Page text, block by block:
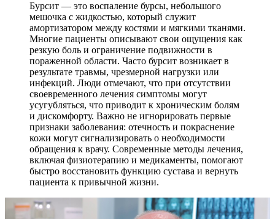
Бурсит — это воспаление бурсы, небольшого
мешочка с жидкостью, который служит
амортизатором между костями и мягкими тканями.
Многие пациенты описывают свои ощущения как
резкую боль и ограничение подвижности в
пораженной области. Часто бурсит возникает в
результате травмы, чрезмерной нагрузки или
инфекций. Люди отмечают, что при отсутствии
своевременного лечения симптомы могут
усугубляться, что приводит к хроническим болям
и дискомфорту. Важно не игнорировать первые
признаки заболевания: отечность и покраснение
кожи могут сигнализировать о необходимости
обращения к врачу. Современные методы лечения,
включая физиотерапию и медикаменты, помогают
быстро восстановить функцию сустава и вернуть
пациента к привычной жизни.